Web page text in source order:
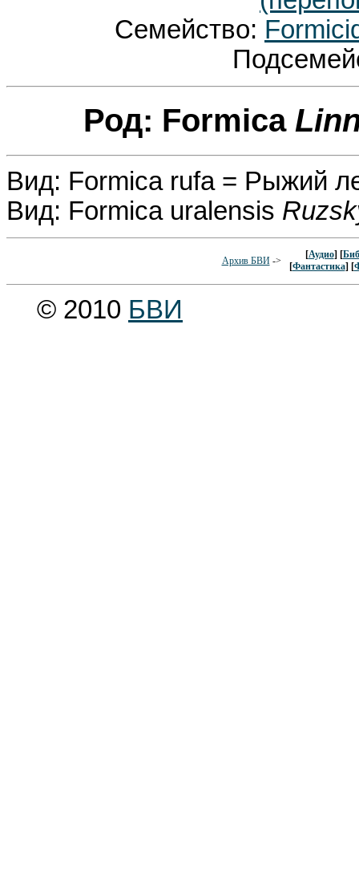
Семейство:
Род: Formica
Вид: Formica rufa = Рыжий
Вид: Formica uralensis
Архив БВИ->
[Аудио] [
[Фантастика] [
© 2010 БВИ